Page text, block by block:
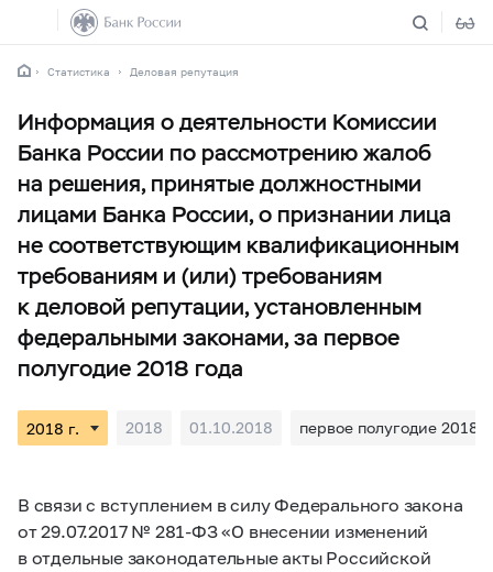
Статистика Деловая репутация
Информация о деятельности Комиссии
Банка России по рассмотрению жалоб
на решения, принятые должностными
лицами Банка России, о признании лица
не соответствующим квалификационным
требованиям и (или) требованиям
к деловой репутации, установленным
федеральными законами, за первое
полугодие 2018 года
2018 01.10.2018 первое полугодие 2018
В связи с вступлением в силу Федерального закона
от 29.07.2017 № 281-ФЗ«О внесении изменений
в отдельные законодательные акты Российской